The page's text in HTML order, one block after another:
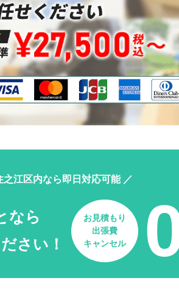
之江区内なら即日対応可能 ／
お見積もり
出張費
キャンセル
なら
さい！